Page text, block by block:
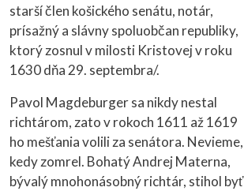
starší člen košického senátu, notár,
prísažný a slávny spoluobčan republiky,
ktorý zosnul v milosti Kristovej v roku
1630 dňa 29. septembra/.
Pavol Magdeburger sa nikdy nestal
richtárom, zato v rokoch 1611 až 1619
ho mešťania volili za senátora. Nevieme,
kedy zomrel. Bohatý Andrej Materna,
bývalý mnohonásobný richtár, stihol byť